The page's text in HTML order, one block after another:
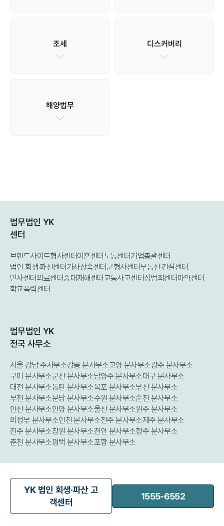
조세 디스커버리
해양법무
법무법인 YK
센터
브랜드사이트형사센터이혼센터노동센터기업총괄센터
법인 회생·파산센터가사상속센터군형사센터부동산·건설센터
민사센터의료센터중대재해센터교통사고센터성범죄센터마약센터
학교폭력센터
법무법인 YK
전국 사무소
서울 강남 주사무소강릉 분사무소고양 분사무소광주 분사무소
구미 분사무소군산 분사무소남양주 분사무소대구 분사무소
대전 분사무소동탄 분사무소목포 분사무소부산 분사무소
부천 분사무소분당 분사무소수원 분사무소순천 분사무소
안산 분사무소안양 분사무소울산 분사무소원주 분사무소
의정부 분사무소인천 분사무소전주 분사무소제주 분사무소
진주 분사무소창원 분사무소천안 분사무소청주 분사무소
춘천 분사무소평택 분사무소포항 분사무소
YK 법인 회생·파산 고
객센터
1555-6552